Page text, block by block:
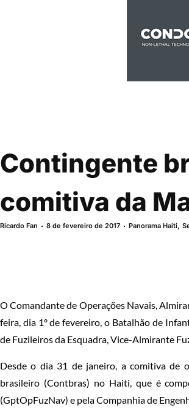
Contingente
comitiva da
Ricardo Fan 8 de fevereiro de 2017 Panorama Haiti,
O Comandante de Operações Navais,
feira, dia 1º de fevereiro, o Batalhão de
de Fuzileiros da Esquadra, Vice-Almirante
Desde o dia 31 de janeiro, a comitiva de
brasileiro (Contbras) no Haiti, que é
(GptOpFuzNav) e pela Companhia de